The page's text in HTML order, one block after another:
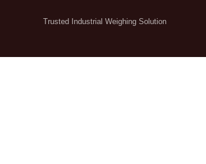
Trusted Industrial Weighing Solution